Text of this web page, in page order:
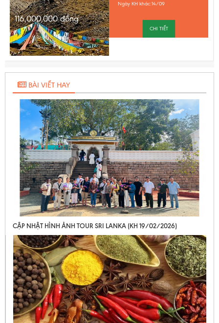
116,000,000đồng
Ngày KH khác:14/09
CHI TIẾT
BÀI VIẾT HAY
CẬP NHẬT HÌNH ẢNH TOUR SRI LANKA (KH 19/02/2026)